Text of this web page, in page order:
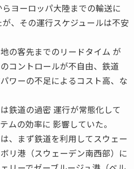
ヨーロッパ大陸までの輸送に
、その運行スケジュールは不安
の客先までのリードタイム が
コントロールが不自由、鉄道
ワーの不足によるコスト高、な
鉄道の過密 運行が常態化して
ムの効率に 影響していた。
、まず鉄道を利用してスウェー
リ港（スウェーデン南西部）に